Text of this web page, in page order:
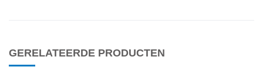
GERELATEERDE PRODUCTEN